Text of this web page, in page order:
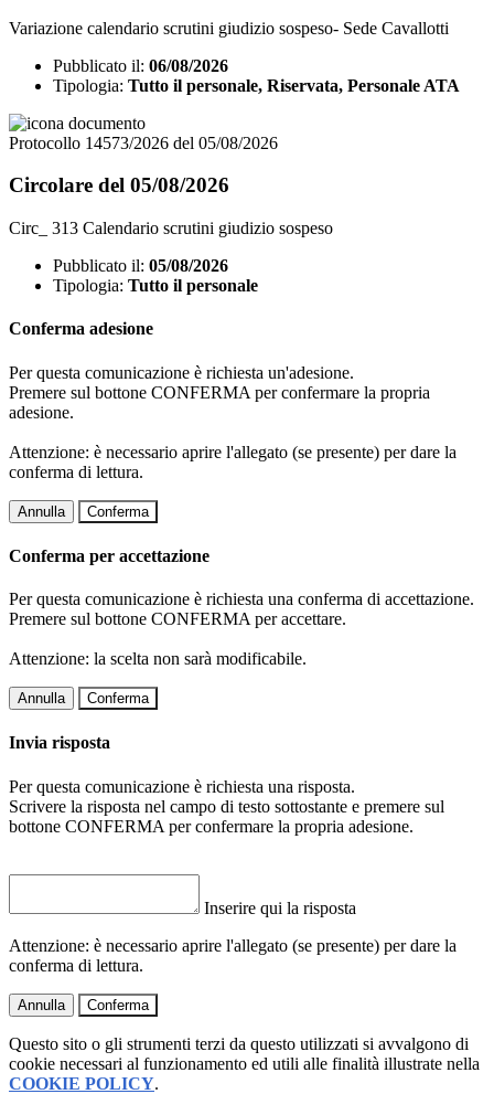
Variazione calendario scrutini giudizio sospeso- Sede Cavallotti
Pubblicato il: 06/08/2026
Tipologia: Tutto il personale, Riservata, Personale ATA
Protocollo 14573/2026 del 05/08/2026
Circolare del 05/08/2026
Circ_ 313 Calendario scrutini giudizio sospeso
Pubblicato il: 05/08/2026
Tipologia: Tutto il personale
Conferma adesione
Per questa comunicazione è richiesta un'adesione.
Premere sul bottone CONFERMA per confermare la propria
adesione.
Attenzione: è necessario aprire l'allegato (se presente) per dare la
conferma di lettura.
Annulla Conferma
Conferma per accettazione
Per questa comunicazione è richiesta una conferma di accettazione.
Premere sul bottone CONFERMA per accettare.
Attenzione: la scelta non sarà modificabile.
Annulla Conferma
Invia risposta
Per questa comunicazione è richiesta una risposta.
Scrivere la risposta nel campo di testo sottostante e premere sul
bottone CONFERMA per confermare la propria adesione.
Inserire qui la risposta
Attenzione: è necessario aprire l'allegato (se presente) per dare la
conferma di lettura.
Annulla Conferma
Questo sito o gli strumenti terzi da questo utilizzati si avvalgono di
cookie necessari al funzionamento ed utili alle finalità illustrate nella
COOKIE POLICY.